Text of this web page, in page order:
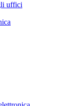
uffici